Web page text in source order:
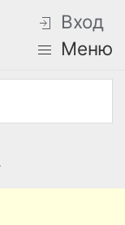
Вход
Меню